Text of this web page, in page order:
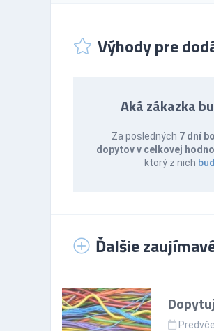
Výhody pre
Aká zákazka
Za posledných 7 dní
dopytov v celkovej
ktorý z nich
Ďalšie